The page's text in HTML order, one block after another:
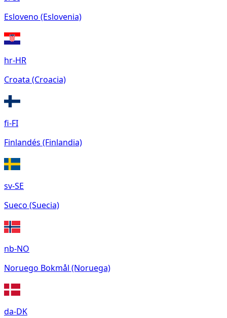
Esloveno (Eslovenia)
hr-HR
Croata (Croacia)
fi-FI
Finlandés (Finlandia)
sv-SE
Sueco (Suecia)
nb-NO
Noruego Bokmål (Noruega)
da-DK